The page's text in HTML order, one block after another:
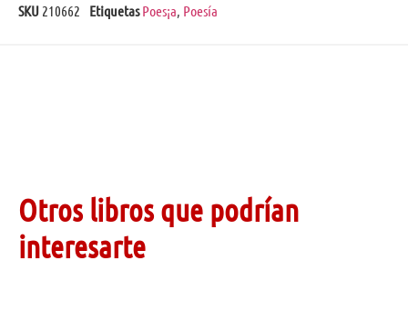
SKU 210662 Etiquetas Poes¡a, Poesía
Otros libros que podrían
interesarte